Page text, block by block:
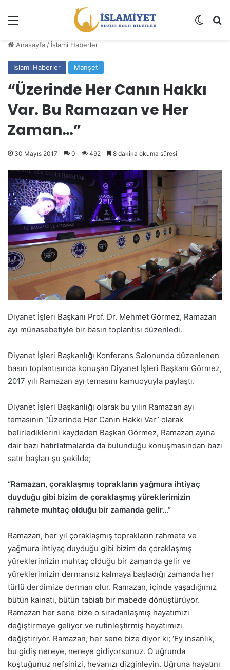
Dış
Anasayfa / İslami Haberler
İslami Haberler Manşet
“Üzerinde Her Canın Hakkı
Var. Bu Ramazan ve Her
Zaman…”
30 Mayıs 2017 0 492 8 dakika okuma süresi
Diyanet İşleri Başkanı Prof. Dr. Mehmet Görmez, Ramazan
ayı münasebetiyle bir basın toplantısı düzenledi.
Diyanet İşleri Başkanlığı Konferans Salonunda düzenlenen
basın toplantısında konuşan Diyanet İşleri Başkanı Görmez,
2017 yılı Ramazan ayı temasını kamuoyuyla paylaştı.
Diyanet İşleri Başkanlığı olarak bu yılın Ramazan ayı
temasının “Üzerinde Her Canın Hakkı Var” olarak
belirlediklerini kaydeden Başkan Görmez, Ramazan ayına
dair bazı hatırlatmalarda da bulunduğu konuşmasından bazı
satır başları şu şekilde;
“Ramazan, çoraklaşmış toprakların yağmura ihtiyaç
duyduğu gibi bizim de çoraklaşmış yüreklerimizin
rahmete muhtaç olduğu bir zamanda gelir…”
Ramazan, her yıl çoraklaşmış toprakların rahmete ve
yağmura ihtiyaç duyduğu gibi bizim de çoraklaşmış
yüreklerimizin muhtaç olduğu bir zamanda gelir ve
yüreklerimizin dermansız kalmaya başladığı zamanda her
türlü derdimize derman olur. Ramazan, içinde yaşadığımız
bütün kainatı, bütün tabiatı bir mabede dönüştürüyor.
Ramazan her sene bize o sıradanlaşmış hayatımızı
değiştirmeye geliyor ve rutinleştirmiş hayatımızı
değiştiriyor. Ramazan, her sene bize diyor ki; ‘Ey insanlık,
bu gidiş nereye, nereye gidiyorsunuz. O uğrunda
koştuğunuz nefsinizi, hevanızı dizginleyin. Uğruna hayatını